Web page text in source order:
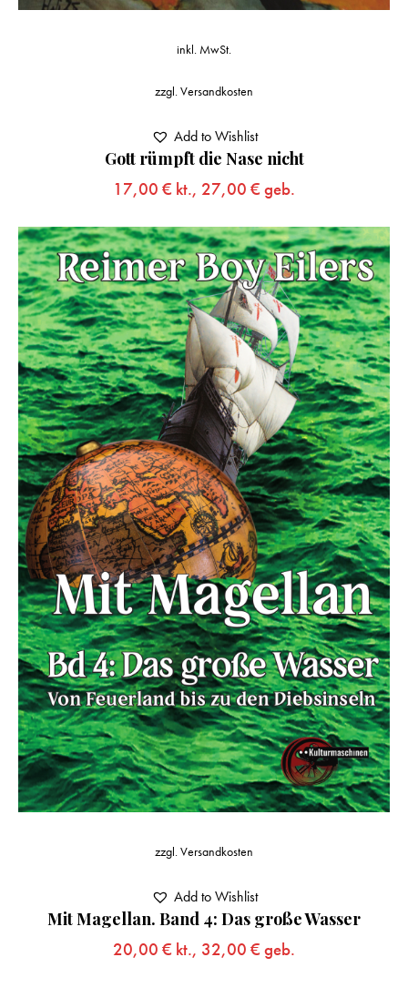
Gott rümpft die Nase nicht
17,00 € kt., 27,00 € geb.
inkl. MwSt.
zzgl.Versandkosten
Add to Wishlist
Mit Magellan. Band 4: Das große Wasser
20,00 € kt., 32,00 € geb.
zzgl.Versandkosten
Add to Wishlist